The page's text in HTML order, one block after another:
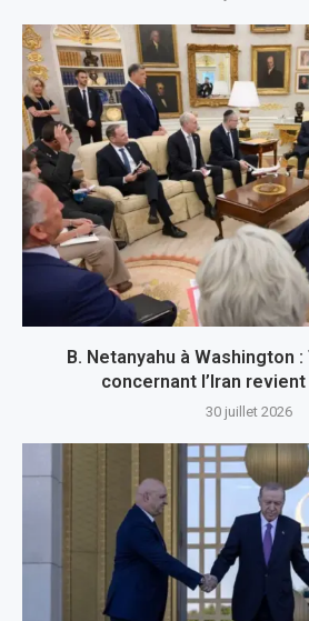
B. Netanyahu à Washington
concernant l’Iran revient
30 juillet 2026